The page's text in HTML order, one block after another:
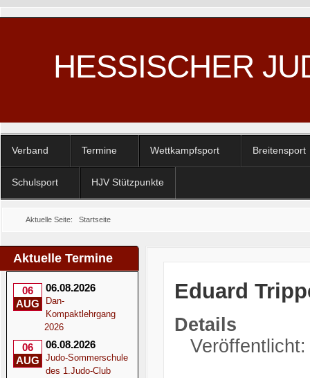
HESSISCHER
Verband Termine Wettkampfsport Breitensport
Schulsport HJV Stützpunkte
Aktuelle Seite: Startseite
Aktuelle Termine
06
AUG
06.08.2026
Dan-
Kompaktlehrgang
2026
06
AUG
06.08.2026
Judo-Sommerschule
des 1.Judo-Club
Eduard
Details